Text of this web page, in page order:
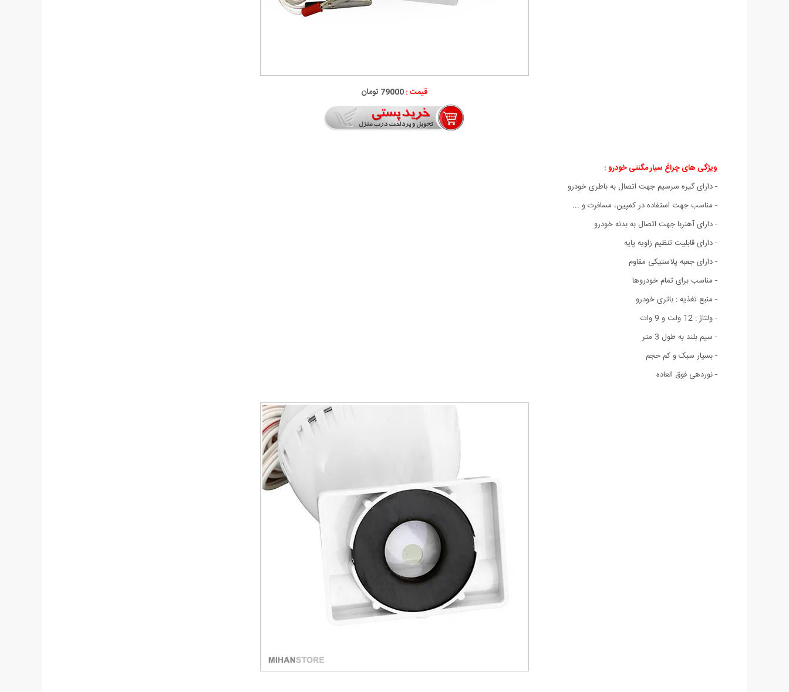
قیمت :79000 تومان
ویژگی های چراغ سیار مگنتی خودرو :
- دارای گیره سرسیم جهت اتصال به باطری خودرو
- مناسب جهت استفاده در کمپین، مسافرت و ...
- دارای آهنربا جهت اتصال به بدنه خودرو
- دارای قابلیت تنظیم زاویه پایه
- دارای جعبه پلاستیکی مقاوم
- مناسب برای تمام خودروها
- منبع تغذیه : باتری خودرو
- ولتاژ : 12 ولت و 9 وات
- سیم بلند به طول 3 متر
- بسیار سبک و کم حجم
- نوردهی فوق العاده